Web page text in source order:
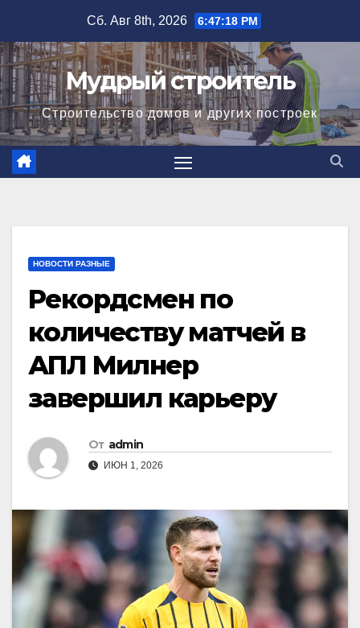
содержимому
Сб. Авг 8th, 2026 6:47:19 PM
Мудрый строитель
Строительство домов и других построек
НОВОСТИ РАЗНЫЕ
Рекордсмен по
количеству матчей в
АПЛ Милнер
завершил карьеру
От admin
ИЮН 1, 2026